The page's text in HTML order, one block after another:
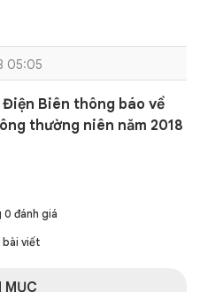
05:05
Biên thông báo về
thường niên năm 2018
0 đánh giá
bài viết
MỤC